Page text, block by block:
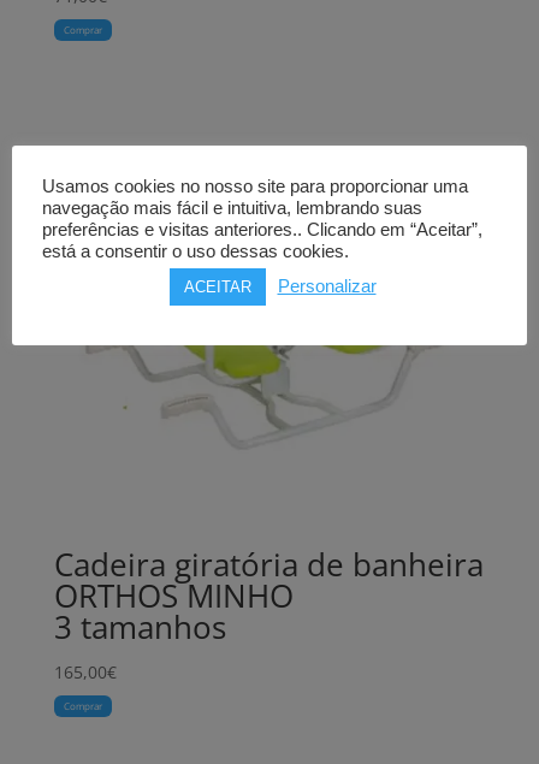
Comprar
Cadeira giratória de banheira
ORTHOS MINHO
3 tamanhos
165,00€
Comprar
Usamos cookies no nosso site para proporcionar uma
navegação mais fácil e intuitiva, lembrando suas
preferências e visitas anteriores.. Clicando em “Aceitar”,
está a consentir o uso dessas cookies.
ACEITAR Personalizar